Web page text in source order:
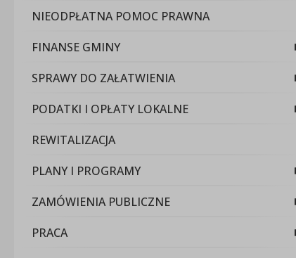
NIEODPŁATNA POMOC PRAWNA
FINANSE GMINY
SPRAWY DO ZAŁATWIENIA
PODATKI I OPŁATY LOKALNE
REWITALIZACJA
PLANY I PROGRAMY
ZAMÓWIENIA PUBLICZNE
PRACA